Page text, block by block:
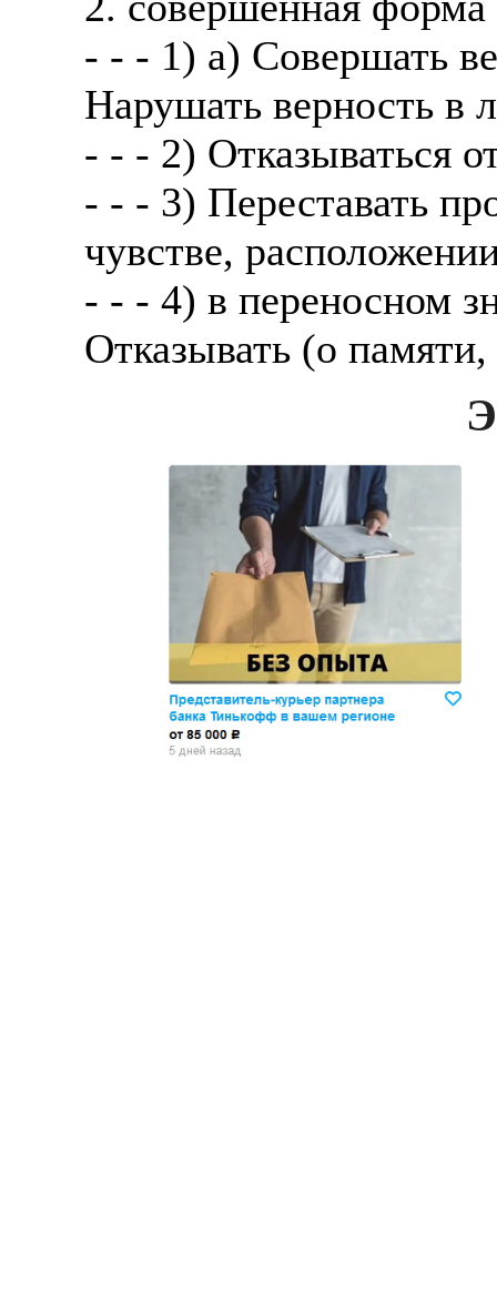
- - - 1) а) Совершать
Нарушать верность в
- - - 2) Отказываться
- - - 3) Переставать
чувстве,
- - - 4) в переносном
Отказывать (о